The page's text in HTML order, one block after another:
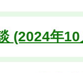
(2024年10